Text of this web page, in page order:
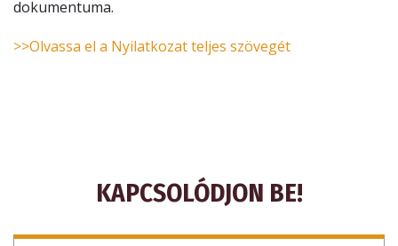
dokumentuma.
>>Olvassa el a Nyilatkozat teljes szövegét
KAPCSOLÓDJON BE!